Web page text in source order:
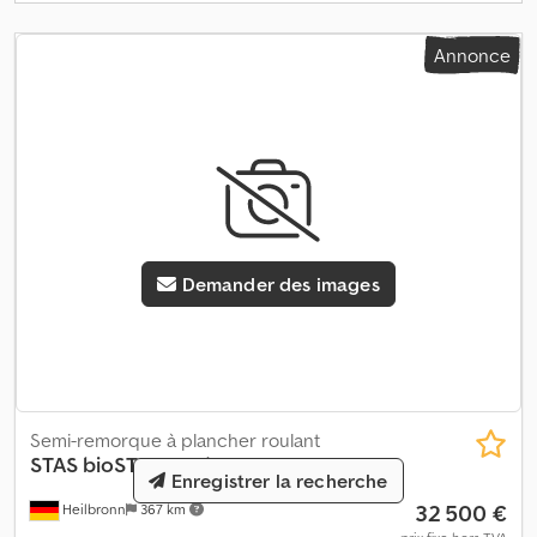
Annonce
Demander des images
Heilbronn 367 km
Semi-remorque à plancher roulant
STAS bioSTAR 91 cbm
32 500 €
Enregistrer la recherche